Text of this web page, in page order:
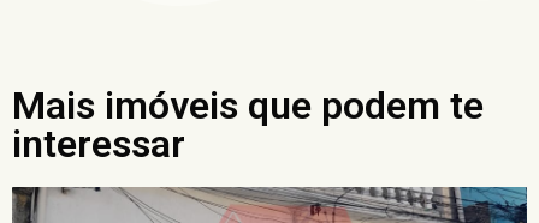
Mais imóveis que podem te
interessar